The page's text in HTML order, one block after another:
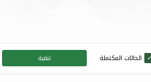
الحالات المكتملة تنقية